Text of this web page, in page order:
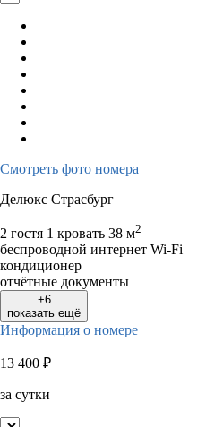
Смотреть фото номера
Делюкс Страсбург
2 гостя 1 кровать 38 м2
беспроводной интернет Wi-Fi
кондиционер
отчётные документы
+6
показать ещё
Информация о номере
13 400 ₽
за сутки